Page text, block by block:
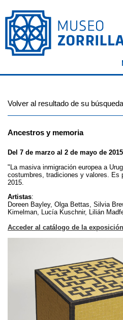
Volver al resultado de su búsqueda
Ancestros y memoria
Del 7 de marzo al 2 de mayo de
"La masiva inmigración europea a
costumbres, tradiciones y valores. Es
2015.
Artistas:
Doreen Bayley, Olga Bettas, Silvia
Kimelman, Lucía Kuschnir, Lilián
Acceder al catálogo de la exposición